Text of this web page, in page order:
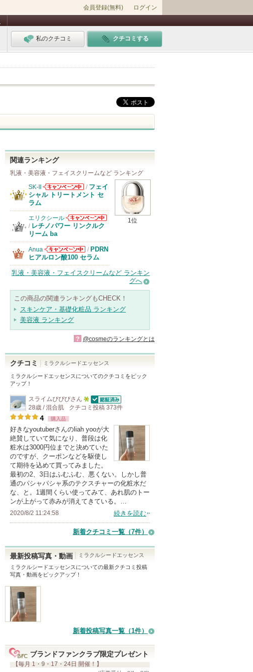
会員登録(無料) ログイン
私のクチコミ クチコミする
関連ランキング
乳液・美容液・フェイスクリームなど ランキング
1位
SK-II
SK-IIからのお
/ フェイ
シャル トリートメント セ
ラム
エリクシール
エリクシールか
/ レチノパワー リンクルク
リーム ba
Anua
Anuaからのお
知らせがありま
す
/ PDRN
ヒアルロン酸100 セラム
乳液・美容液・フェイスクリームなど ランキン
グへ
この商品の関連ランキングもCHECK！
スキンケア・基礎化粧品 ランキング
美容液 ランキング
? @cosmeのランキングとは
クチコミ ミラクルシードエッセンス
ミラクルシードエッセンス についてのクチコミをピック
アップ！
スライムぴぴぴさん
5
以
上
の
メ
ン
バ
ー
お
て
い
ま
認証済
28歳 / 混合肌 クチコミ投稿 373件
4 購入品
好きなyoutuberさんのliah yooが大
絶賛していて気になり、普段は化
粧水は3000円位までと決めていた
のですが、クーポンなどを駆使し
て期待を込めて買ってみました。
最初の2、3日はふむふむ、悪くない。しかし普
通のパシャパシャ系のテクスチャーの化粧水だ
な、と。1週間くらい使ってみて、あれ肌のトー
ンが上がって赤みが消えてきている。…
2020/8/2 11:24:58 続きを読む
新着クチコミ一覧 （7件）
最新投稿写真・動画
ミラクルシードエッセンス
ミラクルシードエッセンス についての最新クチコミ投稿
写真・動画をピックアップ！
新着投稿写真一覧（1件）
ブランドファンクラブ限定プレゼント
【毎月 1・9・17・24日 開催！】